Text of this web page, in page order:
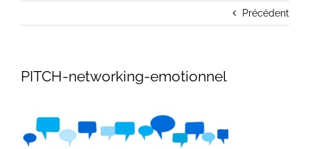
Précédent
PITCH-networking-emotionnel